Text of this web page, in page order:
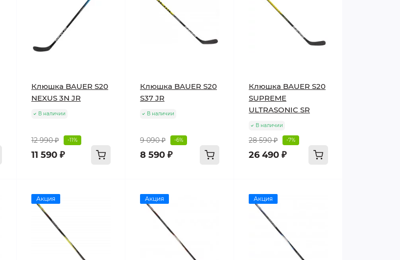
Клюшка BAUER S20
NEXUS 3N JR
В наличии
12 990 ₽ -11%
11 590 ₽
Клюшка BAUER S20
S37 JR
В наличии
9 090 ₽ -6%
8 590 ₽
Клюшка BAUER S20
SUPREME
ULTRASONIC SR
В наличии
28 590 ₽ -7%
26 490 ₽
Акция Акция Акция